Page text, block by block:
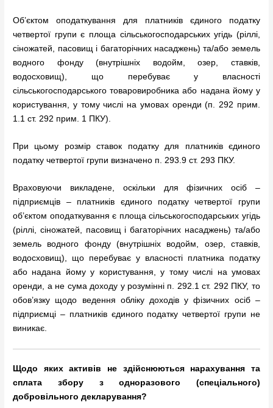
Об’єктом оподаткування для платників єдиного податку
четвертої групи є площа сільськогосподарських угідь (ріллі,
сіножатей, пасовищ і багаторічних насаджень) та/або земель
водного фонду (внутрішніх водойм, озер, ставків,
водосховищ), що перебуває у власності
сільськогосподарського товаровиробника або надана йому у
користування, у тому числі на умовах оренди (п. 292 прим.
1.1 ст. 292 прим. 1 ПКУ).
При цьому розмір ставок податку для платників єдиного
податку четвертої групи визначено п. 293.9 ст. 293 ПКУ.
Враховуючи викладене, оскільки для фізичних осіб –
підприємців – платників єдиного податку четвертої групи
об’єктом оподаткування є площа сільськогосподарських угідь
(ріллі, сіножатей, пасовищ і багаторічних насаджень) та/або
земель водного фонду (внутрішніх водойм, озер, ставків,
водосховищ), що перебуває у власності платника податку
або надана йому у користування, у тому числі на умовах
оренди, а не сума доходу у розумінні п. 292.1 ст. 292 ПКУ, то
обов’язку щодо ведення обліку доходів у фізичних осіб –
підприємці – платників єдиного податку четвертої групи не
виникає.
Щодо яких активів не здійснюються нарахування та
сплата збору з одноразового (спеціального)
добровільного декларування?